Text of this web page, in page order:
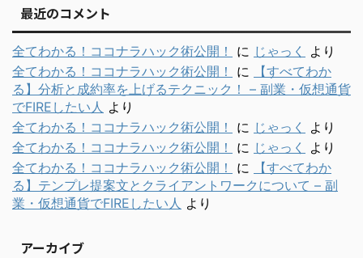
最近のコメント
全てわかる！ココナラハック術公開！ に じゃっく
より
全てわかる！ココナラハック術公開！
に
【すべてわか
る】分析と成約率を上げるテクニック！ – 副業・仮想通貨
でFIREしたい人 より
全てわかる！ココナラハック術公開！
に じゃっく
より
全てわかる！ココナラハック術公開！
に じゃっく
より
全てわかる！ココナラハック術公開！
に
【すべてわか
る】テンプレ提案文とクライアントワークについて – 副
業・仮想通貨でFIREしたい人 より
アーカイブ